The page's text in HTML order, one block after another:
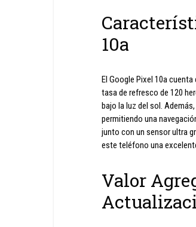
10a
El Google Pixel 10a
tasa de refresco de 120
bajo la luz del sol.
permitiendo una
junto con un sensor ultra
este teléfono una
Valor